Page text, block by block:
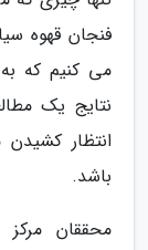
فنجان قهوه
می کنیم که به
نتایج یک
انتظار کشیدن
باشد.
محققان مرکز